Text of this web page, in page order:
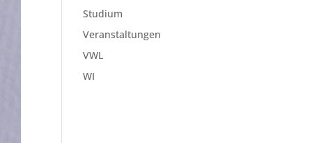
Studium
Veranstaltungen
VWL
WI